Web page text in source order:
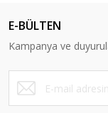
E-BÜLTEN
Kampanya ve